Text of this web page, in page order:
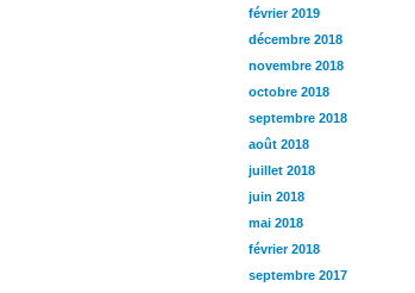
février 2019
décembre 2018
novembre 2018
octobre 2018
septembre 2018
août 2018
juillet 2018
juin 2018
mai 2018
février 2018
septembre 2017